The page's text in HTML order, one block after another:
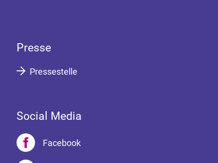
Presse
Pressestelle
Social Media
Facebook